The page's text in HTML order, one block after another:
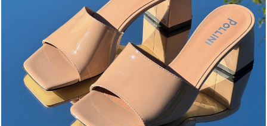
The most-wanted mules and sandals are now on sale. ...